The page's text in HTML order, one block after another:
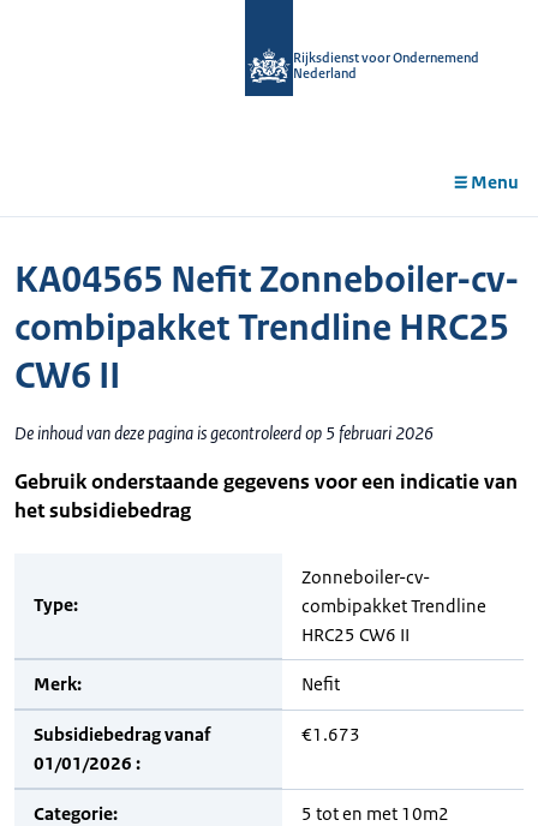
Rijksdienst voor Ondernemend
Nederland
Menu
KA04565 Nefit Zonneboiler-cv-
combipakket Trendline HRC25
CW6 II
De inhoud van deze pagina is gecontroleerd op 5 februari 2026
Gebruik onderstaande gegevens voor een indicatie van
het subsidiebedrag
Type:
Zonneboiler-cv-
combipakket Trendline
HRC25 CW6 II
Merk: Nefit
Subsidiebedrag vanaf
01/01/2026 :
€1.673
Categorie: 5 tot en met 10m2